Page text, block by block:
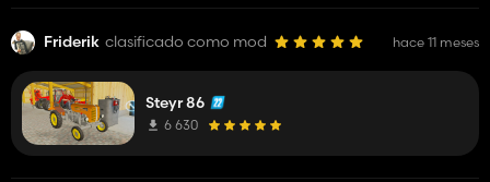
Friderik clasificado como mod hace 11 meses
Steyr 86
6 630